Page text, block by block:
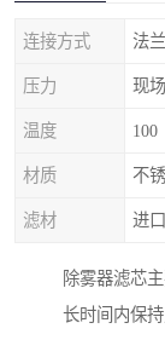
连接方式 法
压力 现
温度 100
材质 不
滤材 进
除雾器滤芯
长时间内保